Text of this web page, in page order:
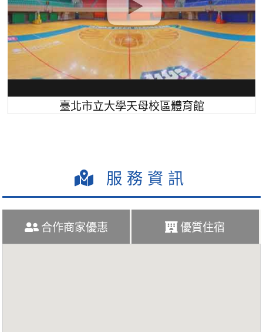
臺北市立大學天母校區體育館
服務資訊
合作商家優惠 優質住宿